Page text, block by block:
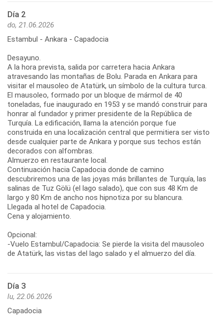
Día 2
do, 21.06.2026
Estambul - Ankara - Capadocia
Desayuno.
A la hora prevista, salida por carretera hacia Ankara
atravesando las montañas de Bolu. Parada en Ankara para
visitar el mausoleo de Atatürk, un símbolo de la cultura turca.
El mausoleo, formado por un bloque de mármol de 40
toneladas, fue inaugurado en 1953 y se mandó construir para
honrar al fundador y primer presidente de la República de
Turquía. La edificación, llama la atención porque fue
construida en una localización central que permitiera ser visto
desde cualquier parte de Ankara y porque sus techos están
decorados con alfombras.
Almuerzo en restaurante local.
Continuación hacia Capadocia donde de camino
descubriremos una de las joyas más brillantes de Turquía, las
salinas de Tuz Gölü (el lago salado), que con sus 48 Km de
largo y 80 Km de ancho nos hipnotiza por su blancura.
Llegada al hotel de Capadocia.
Cena y alojamiento.
Opcional:
-Vuelo Estambul/Capadocia: Se pierde la visita del mausoleo
de Atatürk, las vistas del lago salado y el almuerzo del día.
Día 3
lu, 22.06.2026
Capadocia